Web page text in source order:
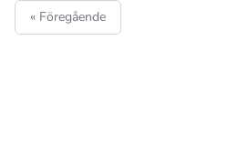
« Föregående